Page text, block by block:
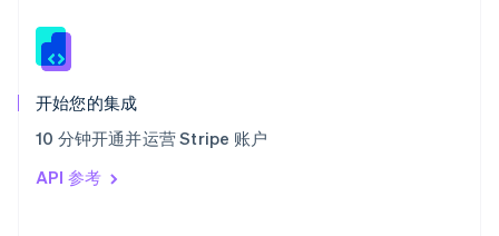
开始您的集成
10 分钟开通并运营 Stripe 账户
API 参考
新西兰
匈牙利
English
ItalianoEnglish
印度
English